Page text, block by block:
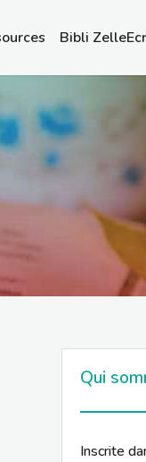
Bibli
Qui
Inscrite